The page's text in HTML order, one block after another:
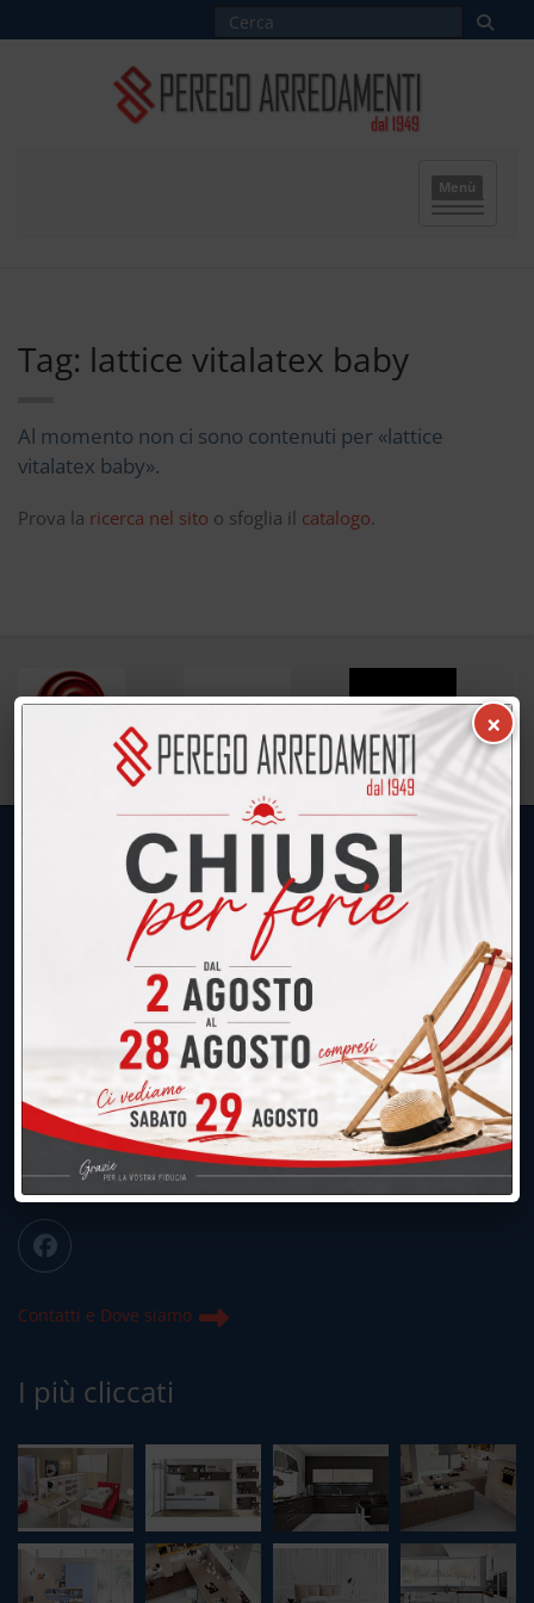
Menù
Tag: lattice vitalatex baby
Al momento non ci sono contenuti per «lattice
vitalatex baby».
Prova la ricerca nel sito o sfoglia il catalogo.
UNICA SEDE: CALCO (Lecco)
039.677.2778
039.677.2778
info@peregoarredamenti.it
ORARI: 09.00/12.00 - 15.00/19.15
Chiuso domenica e lunedì mattina
Contatti e Dove siamo
I più cliccati
×